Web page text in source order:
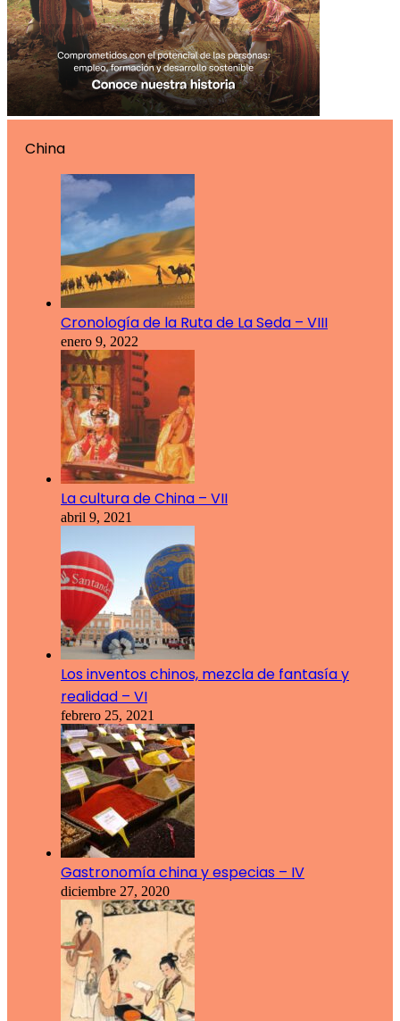
China
Cronología de la Ruta de La Seda – VIII
enero 9, 2022
La cultura de China – VII
abril 9, 2021
Los inventos chinos, mezcla de fantasía y
realidad – VI
febrero 25, 2021
Gastronomía china y especias – IV
diciembre 27, 2020